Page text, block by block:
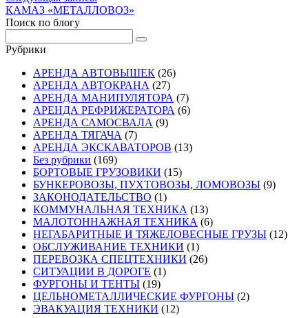
записям
Следующая
запись
КАМАЗ «МЕТАЛЛОВОЗ»
Поиск по блогу
Рубрики
АРЕНДА АВТОВЫШЕК (26)
АРЕНДА АВТОКРАНА (27)
АРЕНДА МАНИПУЛЯТОРА (7)
АРЕНДА РЕФРИЖЕРАТОРА (6)
АРЕНДА САМОСВАЛА (9)
АРЕНДА ТЯГАЧА (7)
АРЕНДА ЭКСКАВАТОРОВ (13)
Без рубрики (169)
БОРТОВЫЕ ГРУЗОВИКИ (15)
БУНКЕРОВОЗЫ, ПУХТОВОЗЫ, ЛОМОВОЗЫ (9)
ЗАКОНОДАТЕЛЬСТВО (1)
КОММУНАЛЬНАЯ ТЕХНИКА (13)
МАЛОТОННАЖНАЯ ТЕХНИКА (6)
НЕГАБАРИТНЫЕ И ТЯЖЕЛОВЕСНЫЕ ГРУЗЫ (12)
ОБСЛУЖИВАНИЕ ТЕХНИКИ (1)
ПЕРЕВОЗКА СПЕЦТЕХНИКИ (26)
СИТУАЦИИ В ДОРОГЕ (1)
ФУРГОНЫ И ТЕНТЫ (19)
ЦЕЛЬНОМЕТАЛЛИЧЕСКИЕ ФУРГОНЫ (2)
ЭВАКУАЦИЯ ТЕХНИКИ (12)